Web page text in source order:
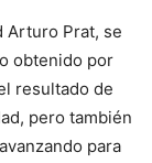
Arturo Prat, se
obtenido por
resultado de
pero también
para